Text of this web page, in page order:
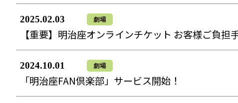
2025.02.03 劇場
【重要】明治座オンラインチケット お客様ご負担
2024.10.01 劇場
「明治座FAN倶楽部」サービス開始！